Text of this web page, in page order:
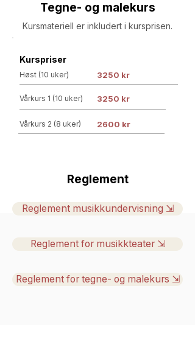
Tegne- og malekurs
Kursmateriell er inkludert i kursprisen.
Kurspriser
Høst (10 uker) 3250 kr
Vårkurs 1 (10 uker) 3250 kr
Vårkurs 2 (8 uker) 2600 kr
Reglement
Reglement for musikkteater ⇲
Reglement for tegne- og malekurs ⇲
Reglement musikkundervisning ⇲